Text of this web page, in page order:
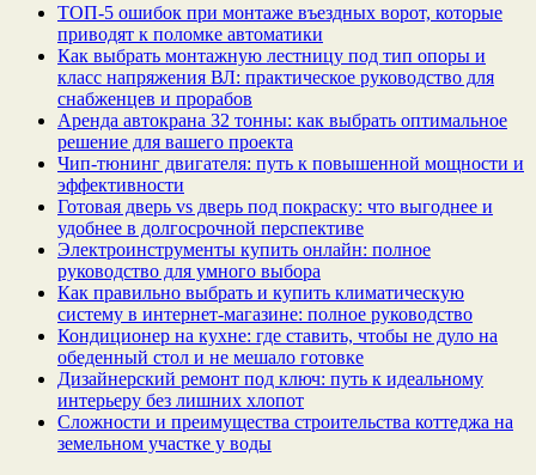
ТОП-5 ошибок при монтаже въездных ворот, которые
приводят к поломке автоматики
Как выбрать монтажную лестницу под тип опоры и
класс напряжения ВЛ: практическое руководство для
снабженцев и прорабов
Аренда автокрана 32 тонны: как выбрать оптимальное
решение для вашего проекта
Чип‑тюнинг двигателя: путь к повышенной мощности и
эффективности
Готовая дверь vs дверь под покраску: что выгоднее и
удобнее в долгосрочной перспективе
Электроинструменты купить онлайн: полное
руководство для умного выбора
Как правильно выбрать и купить климатическую
систему в интернет‑магазине: полное руководство
Кондиционер на кухне: где ставить, чтобы не дуло на
обеденный стол и не мешало готовке
Дизайнерский ремонт под ключ: путь к идеальному
интерьеру без лишних хлопот
Сложности и преимущества строительства коттеджа на
земельном участке у воды